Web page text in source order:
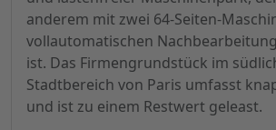
anderem mit zwei 64-Seiten-
vollautomatischen
ist. Das Firmengrundstück im
Stadtbereich von Paris umfasst
und ist zu einem Restwert geleast.